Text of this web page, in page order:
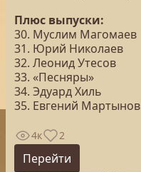
Плюс выпуски:
30. Муслим Магомаев
31. Юрий Николаев
32. Леонид Утесов
33. «Песняры»
34. Эдуард Хиль
35. Евгений Мартынов
4к 2
Перейти